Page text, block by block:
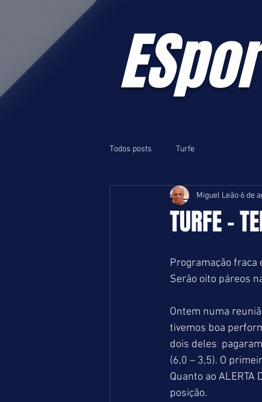
Todos posts Turfe
TURFE -
Miguel Leão 6 de
Programação fraca
Serão oito páreos
Ontem numa
tivemos boa
dois deles
(6,0 – 3,5). O
Quanto ao ALERTA
posição.